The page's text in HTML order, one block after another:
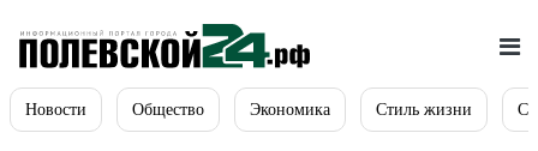
Новости Общество Экономика Стиль жизни